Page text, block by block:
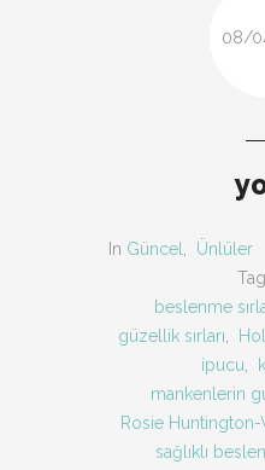
08/
In Güncel Ünlüler
beslenme
güzellik sırları
ipucu
mankenlerin
Rosie
sağlıklı